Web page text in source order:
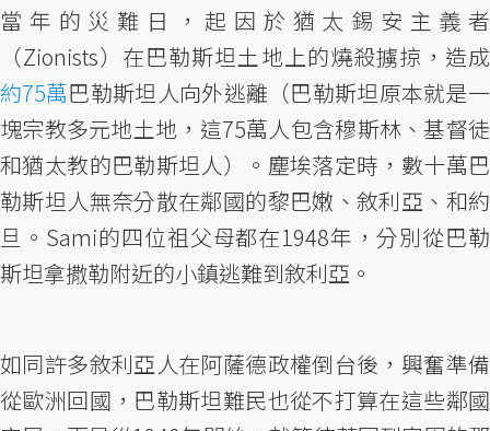
當年的災難日，起因於猶太錫安主義者
（Zionists）在巴勒斯坦土地上的燒殺擄掠，造成
約75萬巴勒斯坦人向外逃離（巴勒斯坦原本就是一
塊宗教多元地土地，這75萬人包含穆斯林、基督徒
和猶太教的巴勒斯坦人）。塵埃落定時，數十萬巴
勒斯坦人無奈分散在鄰國的黎巴嫩、敘利亞、和約
旦。Sami的四位祖父母都在1948年，分別從巴勒
斯坦拿撒勒附近的小鎮逃難到敘利亞。
如同許多敘利亞人在阿薩德政權倒台後，興奮準備
從歐洲回國，巴勒斯坦難民也從不打算在這些鄰國